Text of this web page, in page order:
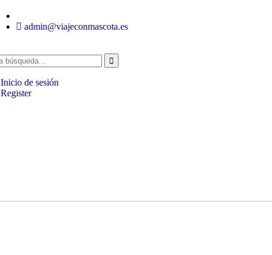
admin@viajeconmascota.es
Inicio de sesión
Register